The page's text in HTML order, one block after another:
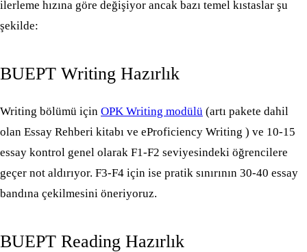
ilerleme hızına göre değişiyor ancak bazı temel kıstaslar şu
şekilde:
BUEPT Writing Hazırlık
Writing bölümü için OPK Writing modülü (artı pakete dahil
olan Essay Rehberi kitabı ve eProficiency Writing ) ve 10-15
essay kontrol genel olarak F1-F2 seviyesindeki öğrencilere
geçer not aldırıyor. F3-F4 için ise pratik sınırının 30-40 essay
bandına çekilmesini öneriyoruz.
BUEPT Reading Hazırlık